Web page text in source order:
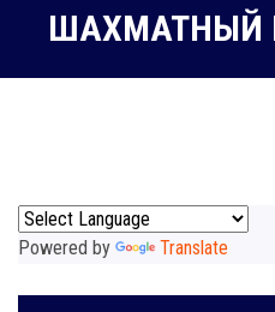
Рейтинг шахматиста
Персональный информер
ШАХМАТНЫЙ
Powered by Translate